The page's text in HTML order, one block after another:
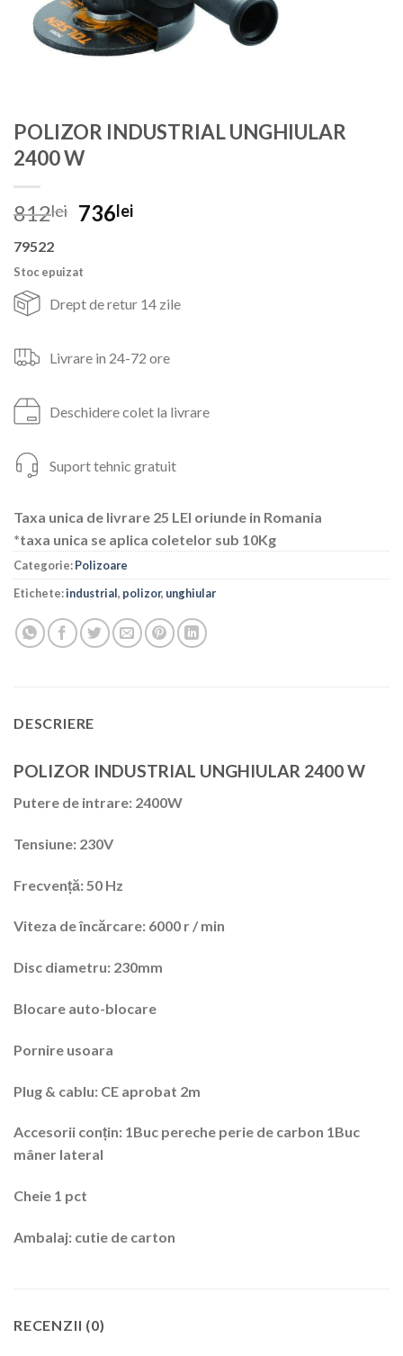
POLIZOR INDUSTRIAL UNGHIULAR
2400 W
812lei Prețul
fost:
812lei.
736leiPrețul
79522
Stoc epuizat
Drept de retur 14 zile
Livrare in 24-72 ore
Deschidere colet la livrare
Suport tehnic gratuit
Taxa unica de livrare 25 LEI oriunde in Romania
*taxa unica se aplica coletelor sub 10Kg
Categorie:Polizoare
Etichete:industrial, polizor, unghiular
DESCRIERE
POLIZOR INDUSTRIAL UNGHIULAR 2400 W
Putere de intrare: 2400W
Tensiune: 230V
Frecvență: 50 Hz
Viteza de încărcare: 6000 r / min
Disc diametru: 230mm
Blocare auto-blocare
Pornire usoara
Plug & cablu: CE aprobat 2m
Accesorii conțin: 1Buc pereche perie de carbon 1Buc
mâner lateral
Cheie 1 pct
Ambalaj: cutie de carton
RECENZII (0)